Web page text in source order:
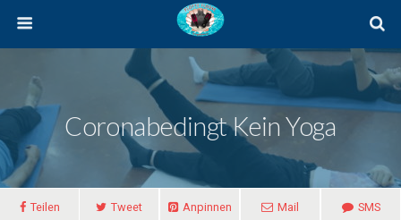
Coronabedingt Kein Yoga
Teilen Tweet Anpinnen Mail SMS